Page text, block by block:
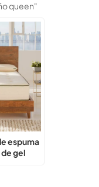
queen"
espuma
gel